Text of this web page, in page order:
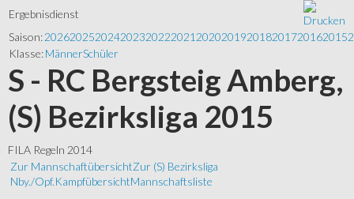
Ergebnisdienst
Saison:202620252024202320222021 202020192018201720162015
Klasse:MännerSchüler
S - RC Bergsteig Amberg,
(S) Bezirksliga 2015
FILA Regeln 2014
Zur MannschaftübersichtZur (S) Bezirksliga
Nby./Opf.KampfübersichtMannschaftsliste